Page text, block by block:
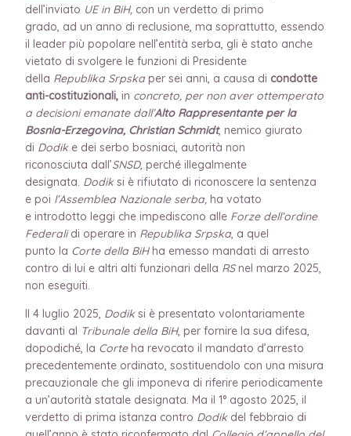
dell’inviato UE in BiH, con un verdetto di primo
grado, ad un anno di reclusione, ma soprattutto, essendo
il leader più popolare nell’entità serba, gli è stato anche
vietato di svolgere le funzioni di Presidente
della Republika Srpskaper sei anni, a causa di condotte
anti-costituzionali, in concreto, per non aver ottemperato
a decisioni emanate dall’Alto Rappresentante per la
Bosnia-Erzegovina, Christian Schmidt, nemico giurato
di Dodike dei serbo bosniaci, autorità non
riconosciuta dall’SNSD, perché illegalmente
designata. Dodiksi è rifiutato di riconoscere la sentenza
e poi l’Assemblea Nazionale serba, ha votato
e introdotto leggi che impediscono alle Forze dell’ordine
Federalidi operare in Republika Srpska, a quel
punto la Corte della BiHha emesso mandati di arresto
contro di lui e altri alti funzionari della RSnel marzo 2025,
non eseguiti.
Il 4 luglio 2025, Dodiksi è presentato volontariamente
davanti al Tribunale della BiH, per fornire la sua difesa,
dopodiché, la Corteha revocato il mandato d’arresto
precedentemente ordinato, sostituendolo con una misura
precauzionale che gli imponeva di riferire periodicamente
a un’autorità statale designata. Ma il 1° agosto 2025, il
verdetto di prima istanza contro Dodikdel febbraio di